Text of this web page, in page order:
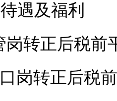
及福利
正后税前
岗转正后税